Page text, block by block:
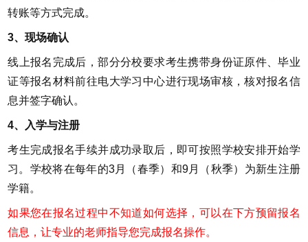
转账等方式完成。
3、现场确认
线上报名完成后，部分分校要求考生携带身份证原件、毕业
证等报名材料前往电大学习中心进行现场审核，核对报名信
息并签字确认。
4、入学与注册
考生完成报名手续并成功录取后，即可按照学校安排开始学
习。学校将在每年的3月（春季）和9月（秋季）为新生注册
学籍。
如果您在报名过程中不知道如何选择，可以在下方预留报名
信息，让专业的老师指导您完成报名操作。